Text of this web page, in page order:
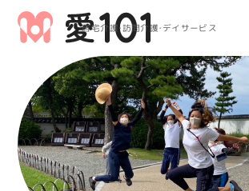
居宅介護・訪問介護・デイサービス